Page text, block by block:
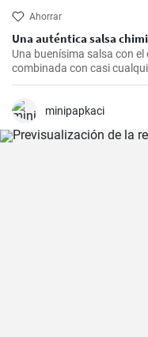
Ahorrar
Una auténtica salsa
Una buenísima salsa con
combinada con casi
debería hacer es seguir la
minipapkaci